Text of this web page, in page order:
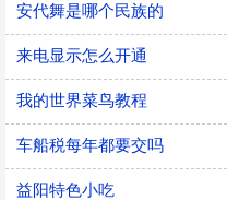
安代舞是哪个民族的
来电显示怎么开通
我的世界菜鸟教程
车船税每年都要交吗
益阳特色小吃